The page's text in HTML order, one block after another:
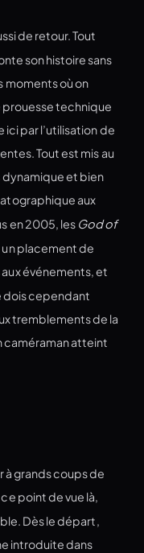
de retour. Tout
son histoire sans
où on
prouesse technique
par l’utilisation de
Tout est mis au
dynamique et bien
aux
en 2005, les God of
placement de
événements, et
dois cependant
tremblements de la
caméraman atteint
à grands coups de
point de vue là,
Dès le départ,
introduite dans